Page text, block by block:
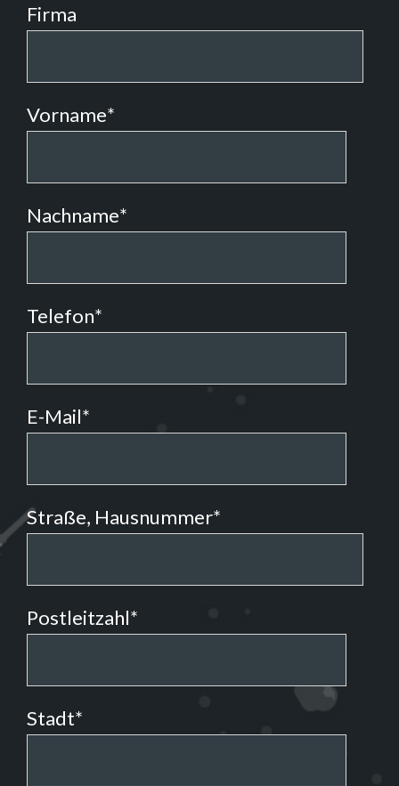
Firma
Vorname*
Nachname*
Telefon*
E-Mail*
Straße, Hausnummer*
Postleitzahl*
Stadt*